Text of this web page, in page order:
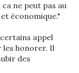
ne peut pas au
économique."
appel
les honorer. Il
des